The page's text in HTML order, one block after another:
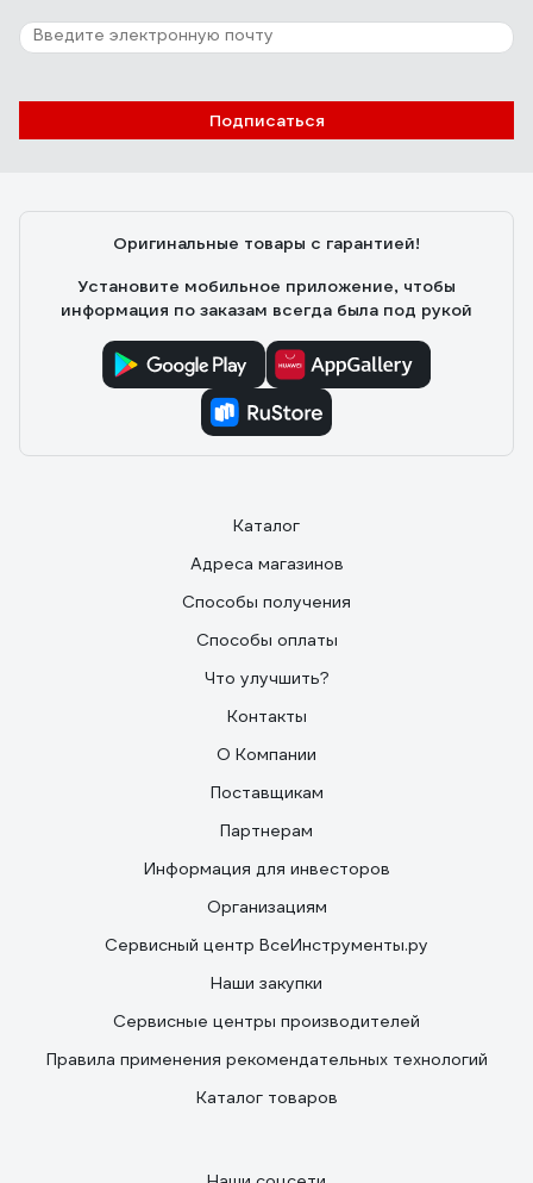
Подписаться
Оригинальные товары с гарантией!
Установите мобильное приложение, чтобы
информация по заказам всегда была под рукой
Каталог
Адреса магазинов
Способы получения
Способы оплаты
Что улучшить?
Контакты
О Компании
Поставщикам
Партнерам
Информация для инвесторов
Организациям
Сервисный центр ВсеИнструменты.ру
Наши закупки
Сервисные центры производителей
Правила применения рекомендательных технологий
Каталог товаров